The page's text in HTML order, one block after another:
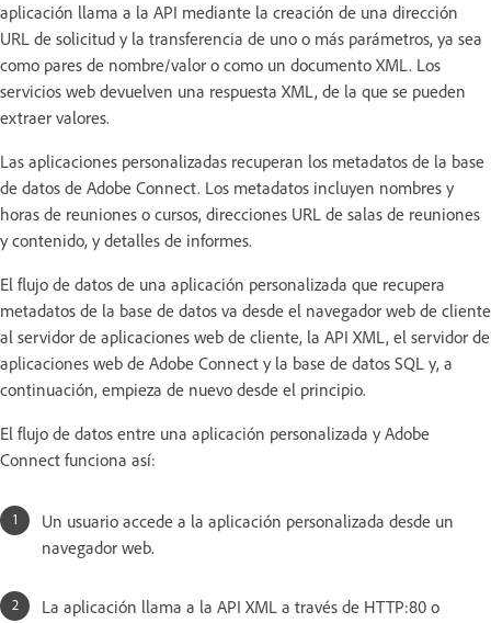
aplicación llama a la API mediante la creación de una dirección
URL de solicitud y la transferencia de uno o más parámetros, ya sea
como pares de nombre/valor o como un documento XML. Los
servicios web devuelven una respuesta XML, de la que se pueden
extraer valores.
Las aplicaciones personalizadas recuperan los metadatos de la base
de datos de Adobe Connect. Los metadatos incluyen nombres y
horas de reuniones o cursos, direcciones URL de salas de reuniones
y contenido, y detalles de informes.
El flujo de datos de una aplicación personalizada que recupera
metadatos de la base de datos va desde el navegador web de cliente
al servidor de aplicaciones web de cliente, la API XML, el servidor de
aplicaciones web de Adobe Connect y la base de datos SQL y, a
continuación, empieza de nuevo desde el principio.
El flujo de datos entre una aplicación personalizada y Adobe
Connect funciona así:
Un usuario accede a la aplicación personalizada desde un
navegador web.
La aplicación llama a la API XML a través de HTTP:80 o